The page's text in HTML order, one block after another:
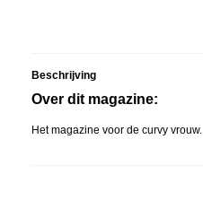
Beschrijving
Over dit magazine:
Het magazine voor de curvy vrouw.